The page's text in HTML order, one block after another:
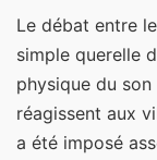
Le débat entre
simple querelle
physique du
réagissent aux
a été imposé